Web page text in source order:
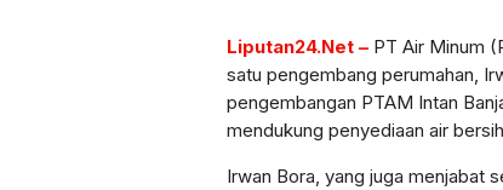
Liputan24.Net – PT Air Minum
satu pengembang perumahan,
pengembangan PTAM Intan
mendukung penyediaan air
Irwan Bora, yang juga menjabat